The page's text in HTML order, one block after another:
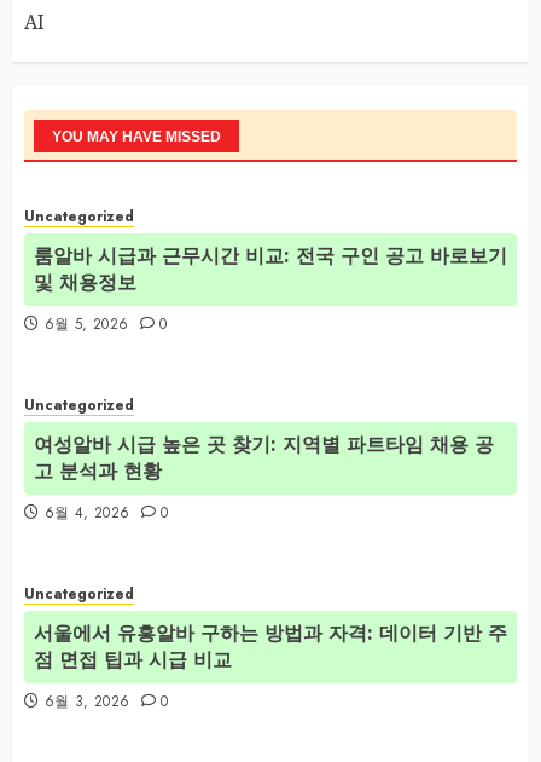
AI
YOU MAY HAVE MISSED
Uncategorized
룸알바 시급과 근무시간 비교: 전국 구인 공고 바로보기
및 채용정보
6월 5, 2026 0
Uncategorized
여성알바 시급 높은 곳 찾기: 지역별 파트타임 채용 공
고 분석과 현황
6월 4, 2026 0
Uncategorized
서울에서 유흥알바 구하는 방법과 자격: 데이터 기반 주
점 면접 팁과 시급 비교
6월 3, 2026 0